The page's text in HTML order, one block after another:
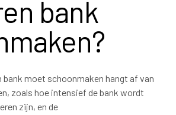
bank
bank moet schoonmaken hangt af van
zoals hoe intensief de bank wordt
zijn, en de